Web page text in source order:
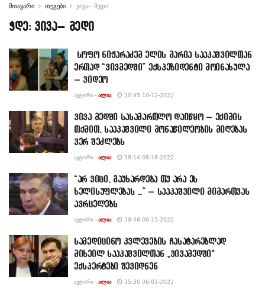
მთავარი თეგები ვივა– მედი
ჭდე: ვივა– მედი
სოფო ნი­ჟა­რა­ძემ ელის მა­რია სა­ა­კაშ­ვილ­თან
ერ­თად “ვივ­მედ­ში” ექ­სპე­ზი­დენ­ტი მო­ი­ნა­ხუ­ლა
– ვიდეო
ᲐᲕᲢᲝᲠᲘ - ᲐᲚᲘᲐ 20:45 10-12-2022
ვივა მედში სასამართლო დაიწყო – ექიმის
თქმით, სააკაშვილი მონაწილეობის მიღებას
ვერ შეძლებს
ᲐᲕᲢᲝᲠᲘ - ᲐᲚᲘᲐ 18:14 06-16-2022
“არ ვიცი, გაუხარდება თუ არა ეს
ხელისუფლებას …” – სააკაშვილი მიმართვას
ავრცელებს
ᲐᲕᲢᲝᲠᲘ - ᲐᲚᲘᲐ 19:46 06-15-2022
სამედიცინო კვლევების ჩასატარებლად
მიხეილ სააკაშვილთან „ვივამედში“
ექსპერტები შევიდნენ
ᲐᲕᲢᲝᲠᲘ - ᲐᲚᲘᲐ 15:30 06-01-2022